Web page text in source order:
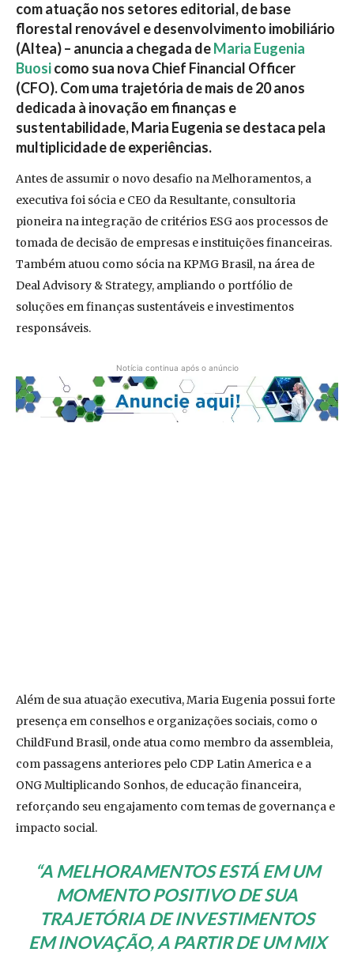
com atuação nos setores editorial, de base
florestal renovável e desenvolvimento imobiliário
(Altea) – anuncia a chegada deMaria Eugenia
Buosicomo sua nova Chief Financial Officer
(CFO). Com uma trajetória de mais de 20 anos
dedicada à inovação em finanças e
sustentabilidade, Maria Eugenia se destaca pela
multiplicidade de experiências.
Antes de assumir o novo desafio na Melhoramentos, a
executiva foi sócia e CEO da Resultante, consultoria
pioneira na integração de critérios ESG aos processos de
tomada de decisão de empresas e instituições financeiras.
Também atuou como sócia na KPMG Brasil, na área de
Deal Advisory & Strategy, ampliando o portfólio de
soluções em finanças sustentáveis e investimentos
responsáveis.
Notícia continua após o anúncio
Além de sua atuação executiva, Maria Eugenia possui forte
presença em conselhos e organizações sociais, como o
ChildFund Brasil, onde atua como membro da assembleia,
com passagens anteriores pelo CDP Latin America e a
ONG Multiplicando Sonhos, de educação financeira,
reforçando seu engajamento com temas de governança e
impacto social.
“A MELHORAMENTOS ESTÁ EM UM
MOMENTO POSITIVO DE SUA
TRAJETÓRIA DE INVESTIMENTOS
EM INOVAÇÃO, A PARTIR DE UM MIX